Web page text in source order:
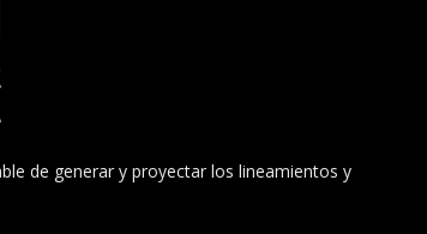
de generar y proyectar los lineamientos y